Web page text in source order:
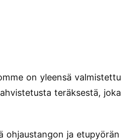
on yleensä valmistettu
teräksestä, joka
ohjaustangon ja etupyörän